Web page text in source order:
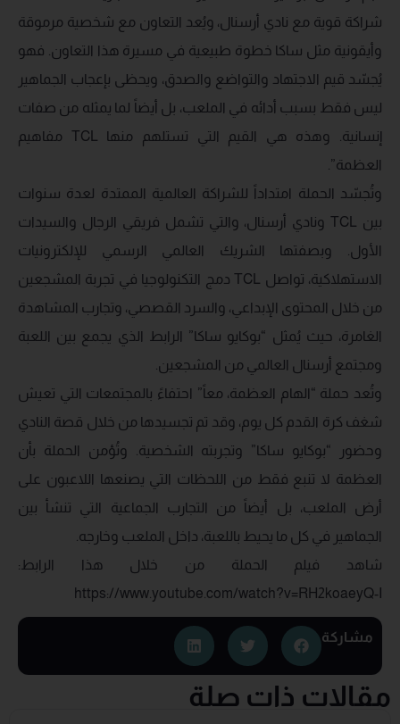
شراكة قوية مع نادي أرسنال، ويُعد التعاون مع شخصية مرموقة
وأيقونية مثل ساكا خطوة طبيعية في مسيرة هذا التعاون. فهو
يُجسّد قيم الاجتهاد والتواضع والصدق، ويحظى بإعجاب الجماهير
ليس فقط بسبب أدائه في الملعب، بل أيضاً لما يمثله من صفات
إنسانية. وهذه هي القيم التي تستلهم منها TCL مفاهيم
العظمة”.
وتُجسّد الحملة امتداداً للشراكة العالمية الممتدة لعدة سنوات
بين TCL ونادي أرسنال، والتي تشمل فريقي الرجال والسيدات
الأول. وبصفتها الشريك العالمي الرسمي للإلكترونيات
الاستهلاكية، تواصل TCL دمج التكنولوجيا في تجربة المشجعين
من خلال المحتوى الإبداعي، والسرد القصصي، وتجارب المشاهدة
الغامرة، حيث يُمثل “بوكايو ساكا” الرابط الذي يجمع بين اللعبة
ومجتمع أرسنال العالمي من المشجعين.
وتُعد حملة “الهام العظمة، معاً” احتفاءً بالمجتمعات التي تعيش
شغف كرة القدم كل يوم، وقد تم تجسيدها من خلال قصة النادي
وحضور “بوكايو ساكا” وتجربته الشخصية. وتُؤمن الحملة بأن
العظمة لا تنبع فقط من اللحظات التي يصنعها اللاعبون على
أرض الملعب، بل أيضاً من التجارب الجماعية التي تنشأ بين
الجماهير في كل ما يحيط باللعبة، داخل الملعب وخارجه.
شاهد فيلم الحملة من خلال هذا الرابط:
https://www.youtube.com/watch?v=RH2koaeyQ-I
مشاركة
مقالات ذات صلة